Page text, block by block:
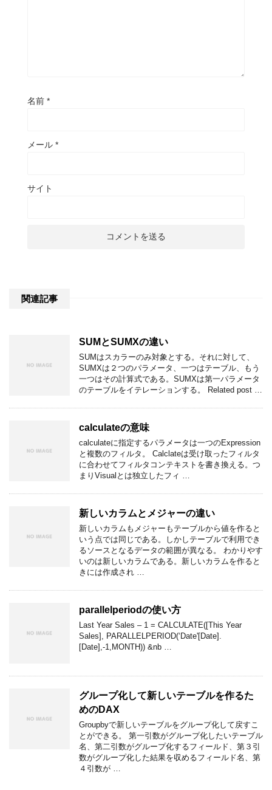
名前 *
メール *
サイト
関連記事
SUMとSUMXの違い
SUMはスカラーのみ対象とする。それに対して、
SUMXは２つのパラメータ、一つはテーブル、もう
一つはその計算式である。SUMXは第一パラメータ
のテーブルをイテレーションする。 Related post …
calculateの意味
calculateに指定するパラメータは一つのExpression
と複数のフィルタ。 Calclateは受け取ったフィルタ
に合わせてフィルタコンテキストを書き換える。つ
まりVisualとは独立したフィ …
新しいカラムとメジャーの違い
新しいカラムもメジャーもテーブルから値を作ると
いう点では同じである。しかしテーブルで利用でき
るソースとなるデータの範囲が異なる。 わかりやす
いのは新しいカラムである。新しいカラムを作ると
きには作成され …
parallelperiodの使い方
Last Year Sales – 1 = CALCULATE([This Year
Sales], PARALLELPERIOD(‘Date'[Date].
[Date],-1,MONTH)) &nb …
グループ化して新しいテーブルを作るた
めのDAX
Groupbyで新しいテーブルをグループ化して戻すこ
とができる。 第一引数がグループ化したいテーブル
名、第二引数がグループ化するフィールド、第３引
数がグループ化した結果を収めるフィールド名、第
４引数が …